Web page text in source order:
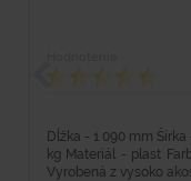
Dĺžka - 1 090 mm
kg Materiál - plast
Vyrobená z vysoko